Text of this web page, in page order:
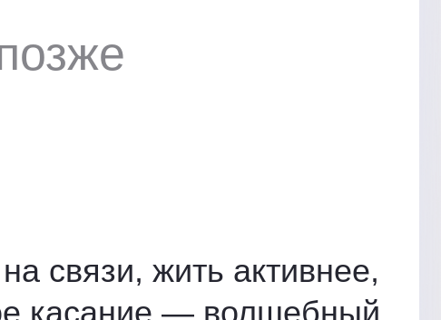
связи, жить активнее,
касание — волшебный